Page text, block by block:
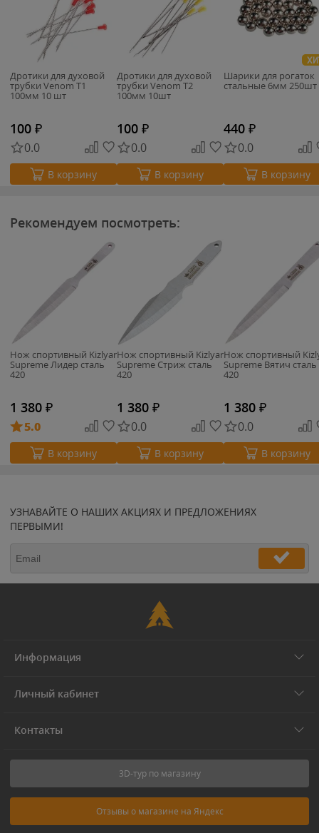
Дротики для духовой
трубки Venom T1
100мм 10 шт
100 ₽
0.0
В корзину
Дротики для духовой
трубки Venom T2
100мм 10шт
100 ₽
0.0
В корзину
Шарики для рогаток
стальные 6мм 250шт
440 ₽
0.0
В корзину
Рекомендуем посмотреть:
Нож спортивный Kizlyar
Supreme Лидер сталь
420
1 380 ₽
5.0
В корзину
Нож спортивный Kizlyar
Supreme Стриж сталь
420
1 380 ₽
0.0
В корзину
Нож спортивный
Supreme Вятич сталь
420
1 380 ₽
0.0
В корзину
УЗНАВАЙТЕ О НАШИХ АКЦИЯХ И ПРЕДЛОЖЕНИЯХ
ПЕРВЫМИ!
Информация
Личный кабинет
Контакты
3D-тур по магазину
Отзывы о магазине на Яндекс